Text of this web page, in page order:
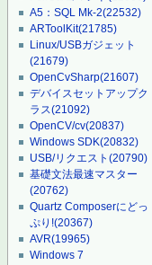
A5：SQL Mk-2(22532)
ARToolKit(21785)
Linux/USBガジェット
(21679)
OpenCvSharp(21607)
デバイスセットアップク
ラス(21092)
OpenCV/cv(20837)
Windows SDK(20832)
USB/リクエスト(20790)
基礎文法最速マスター
(20762)
Quartz Composerにどっ
ぷり!(20367)
AVR(19965)
Windows 7